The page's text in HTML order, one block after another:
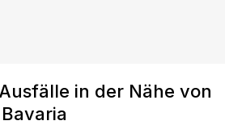
in der Nähe von